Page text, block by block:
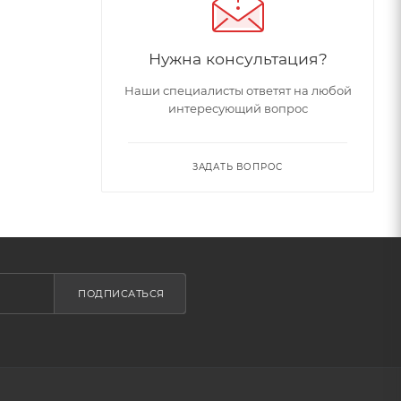
Нужна консультация?
Наши специалисты ответят на любой
интересующий вопрос
ЗАДАТЬ ВОПРОС
ПОДПИСАТЬСЯ